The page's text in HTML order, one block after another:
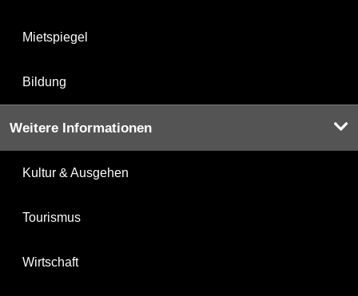
Mietspiegel
Bildung
Weitere Informationen
Kultur & Ausgehen
Tourismus
Wirtschaft